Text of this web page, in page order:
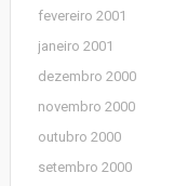
fevereiro 2001
janeiro 2001
dezembro 2000
novembro 2000
outubro 2000
setembro 2000